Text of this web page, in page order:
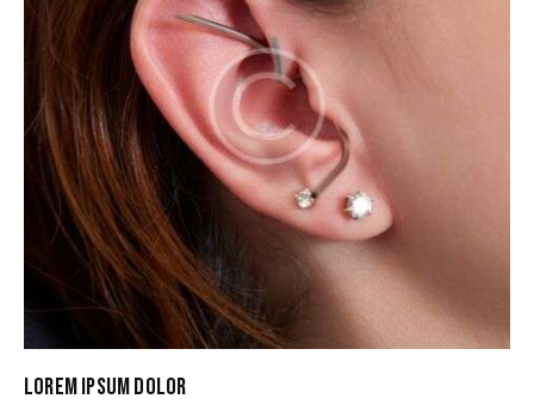
LOREM IPSUM DOLOR